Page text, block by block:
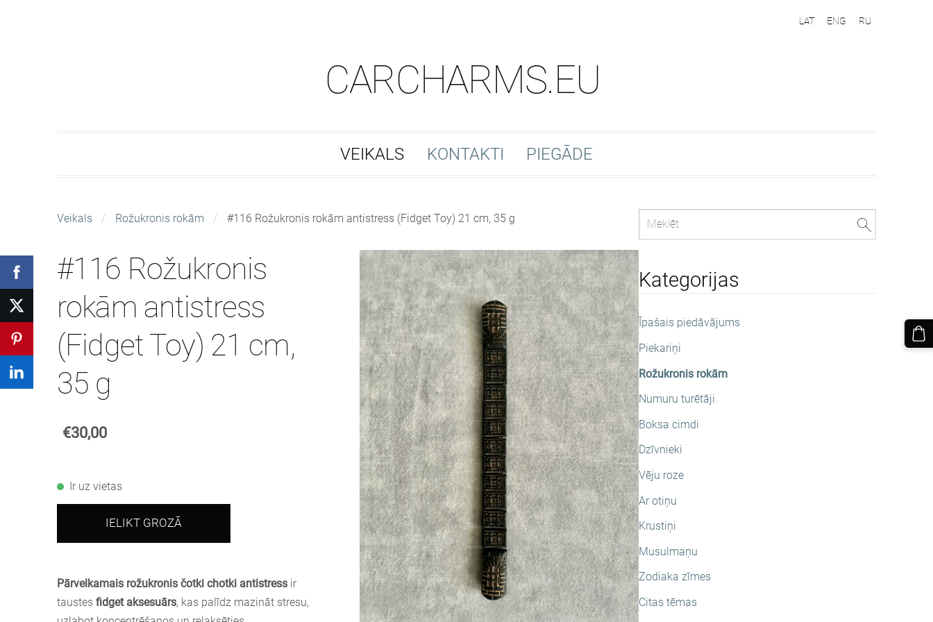
CARCHARMS.EU
VEIKALS KONTAKTI PIEGĀDE
LAT ENG RU
Kategorijas
Īpašais piedāvājums
Piekariņi
Rožukronis rokām
Numuru turētāji
Boksa cimdi
Dzīvnieki
Vēju roze
Ar otiņu
Krustiņi
Musulmaņu
Zodiaka zīmes
Citas tēmas
Veikals Rožukronis rokām #116 Rožukronis rokām antistress (Fidget Toy) 21 cm, 35 g
#116 Rožukronis
rokām antistress
(Fidget Toy) 21 cm,
35 g
€30,00
Ir uz vietas
IELIKT GROZĀ
Pārvelkamais rožukronis čotki chotki antistress ir
taustes fidget aksesuārs, kas palīdz mazināt stresu,